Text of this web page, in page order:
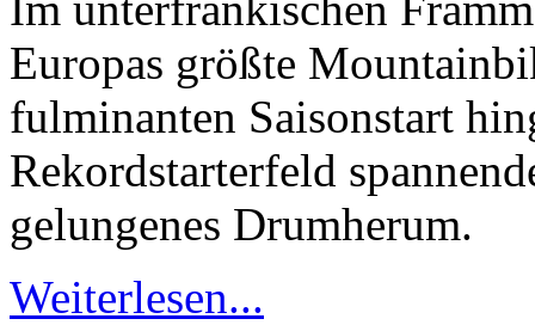
Europas größte
fulminanten Saisonstart
Rekordstarterfeld
gelungenes Drumherum.
Weiterlesen...